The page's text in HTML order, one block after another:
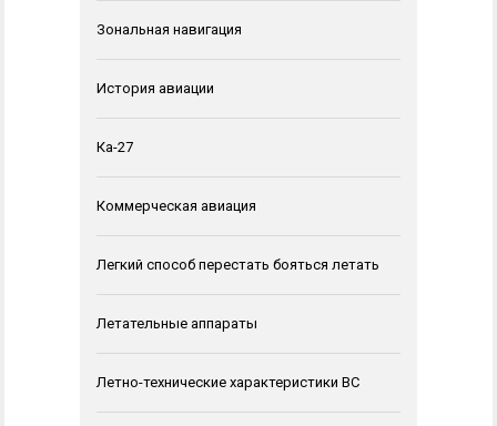
Зональная навигация
История авиации
Ка-27
Коммерческая авиация
Легкий способ перестать бояться летать
Летательные аппараты
Летно-технические характеристики ВС